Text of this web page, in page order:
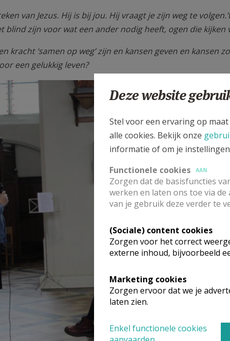
van Jezus. Hij is bij jou. Hij vraagt je zijn weg te
blind zijn voor wat een ander nodig heeft, ogen die kijken
kracht ‘samen op weg’ zijn en kansen geven en kansen
een gelukkig leven?
Deze website
Stel voor een ervaring op
alle cookies. Bekijk onze
informatie of om je
Functionele cookies
AAN
Zorgen dat de basisfuncties
werken en laten ons toe via
van je gebruik deze verder te
(Sociale) content cookies
Zorgen voor het correct
externe inhoud, bijvoorbeeld
Marketing cookies
Zorgen ervoor dat we je
laten zien.
Enkel functionele cookies